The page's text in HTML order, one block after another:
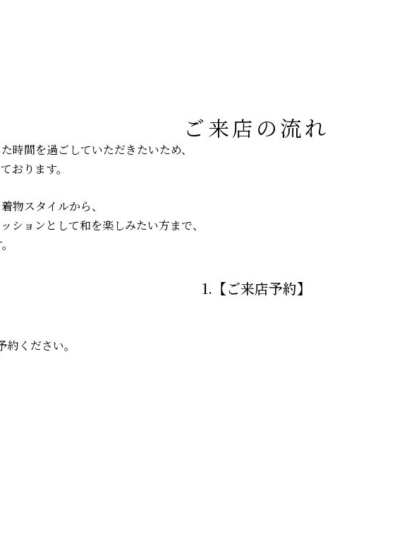
ご来店の流れ
時間を過ごしていただきたいため、
おります。
物スタイルから、
ションとして和を楽しみたい方まで、
1.【ご来店予約】
ください。